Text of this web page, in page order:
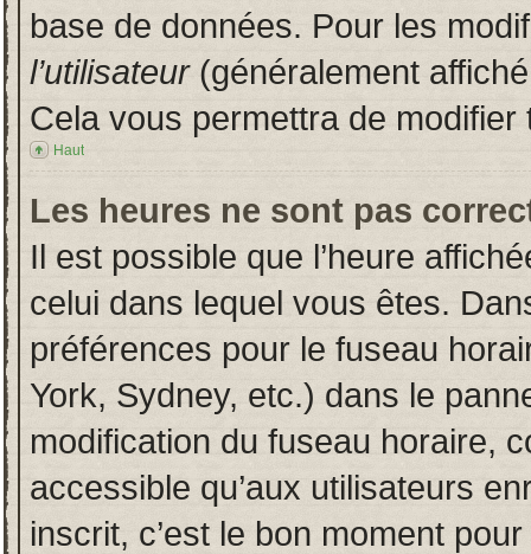
base de données. Pour les
l’utilisateur(généralement
Cela vous permettra de
Haut
Les heures ne sont pas
Il est possible que l’heure
celui dans lequel vous êtes.
préférences pour le fuseau
York, Sydney, etc.) dans le
modification du fuseau horaire,
accessible qu’aux utilisateurs
inscrit, c’est le bon moment